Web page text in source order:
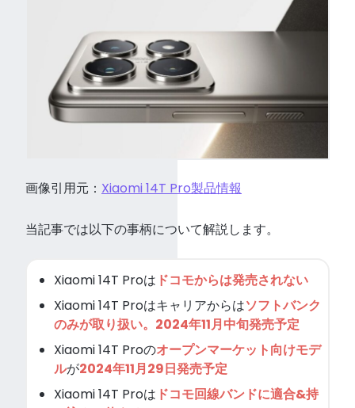
画像引用元： Xiaomi 14T Pro製品情報
当記事では以下の事柄について解説します。
Xiaomi 14T Proは ドコモからは発売されない
Xiaomi 14T Proはキャリアからはソフトバンク
のみが取り扱い。2024年11月中旬発売予定
Xiaomi 14T Proのオープンマーケット向けモデ
ルが2024年11月29日発売予定
Xiaomi 14T Proは ドコモ回線バンドに適合&持